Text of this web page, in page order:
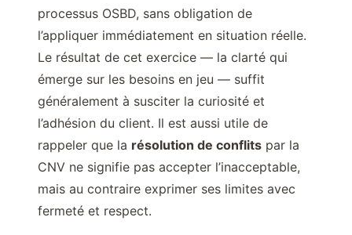
processus OSBD, sans obligation de
l’appliquer immédiatement en situation réelle.
Le résultat de cet exercice — la clarté qui
émerge sur les besoins en jeu — suffit
généralement à susciter la curiosité et
l’adhésion du client. Il est aussi utile de
rappeler que la résolution de conflits par la
CNV ne signifie pas accepter l’inacceptable,
mais au contraire exprimer ses limites avec
fermeté et respect.